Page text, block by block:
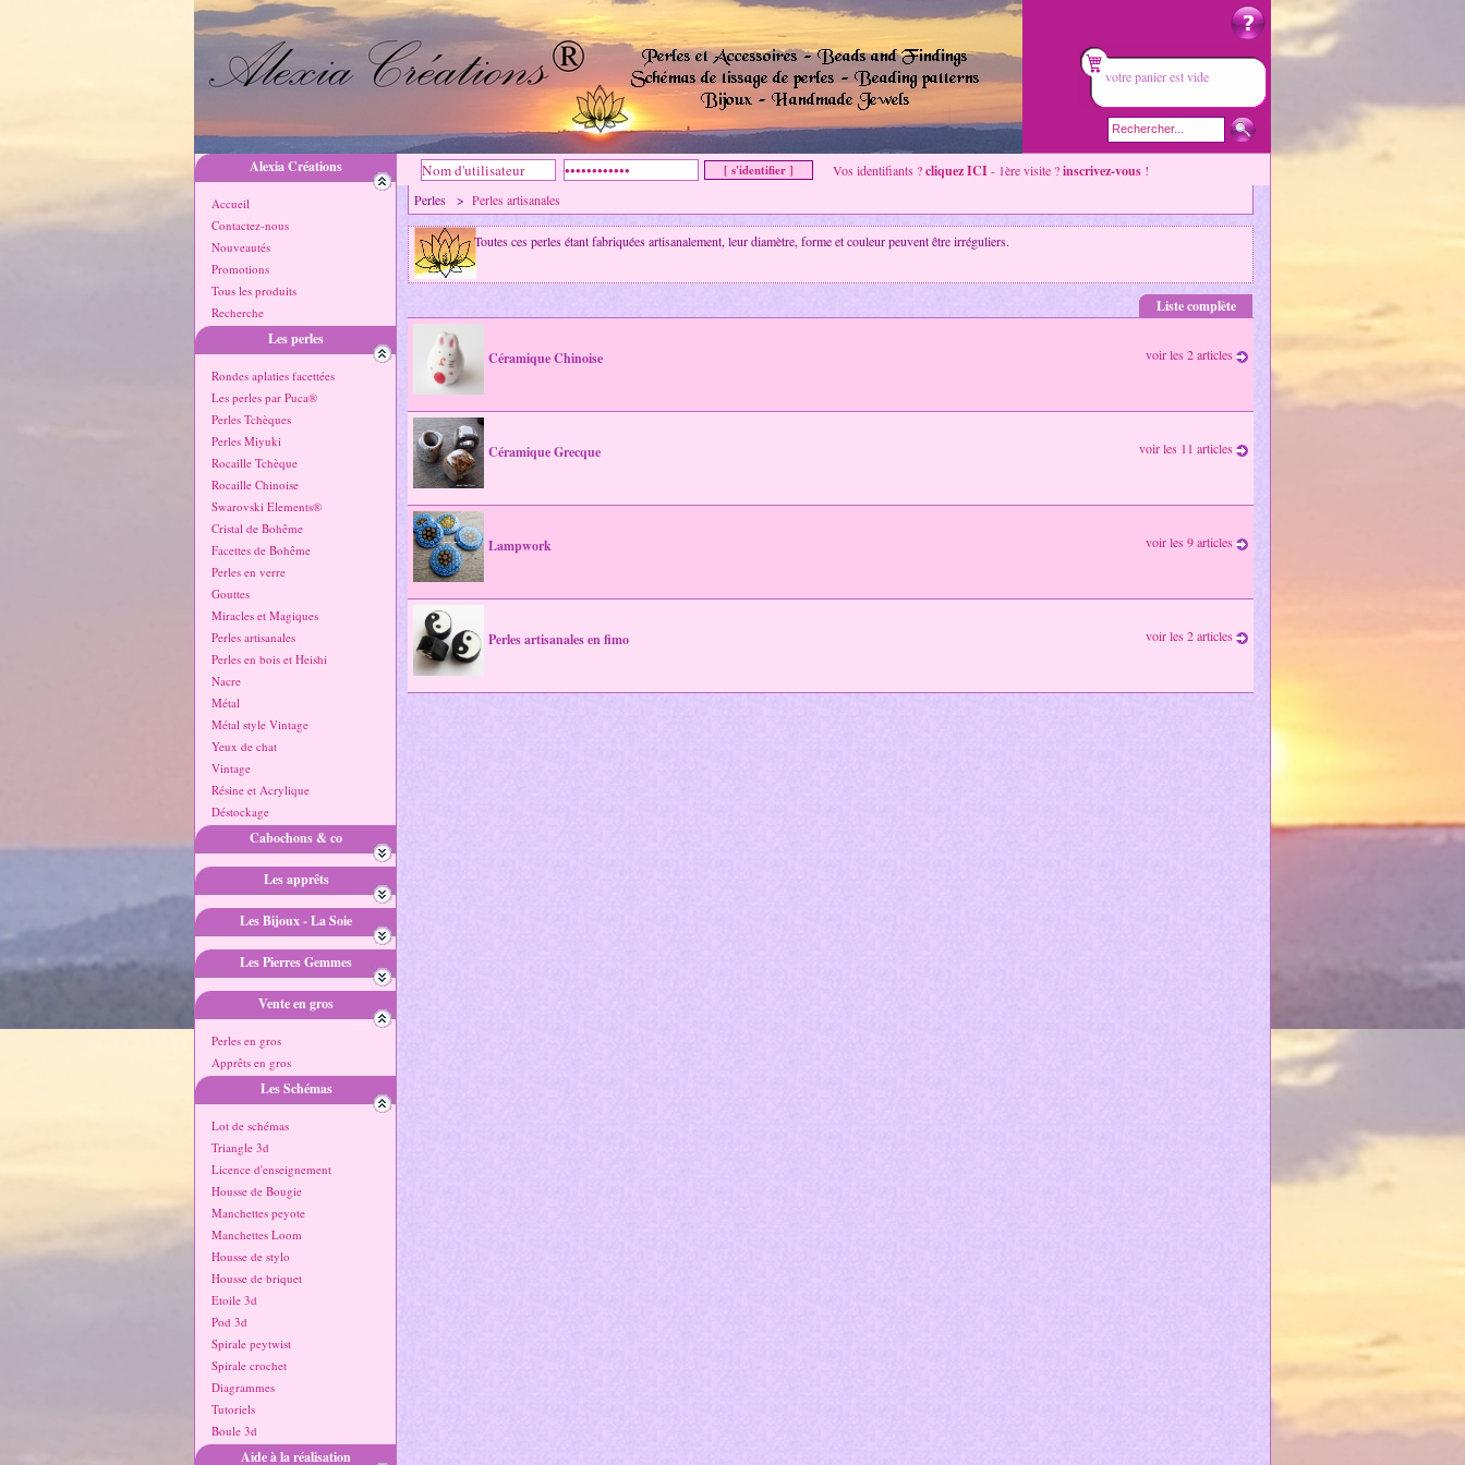
votre panier est vide
Alexia Créations
Accueil
Contactez-nous
Nouveautés
Promotions
Tous les produits
Recherche
Les perles
Rondes aplaties facettées
Les perles par Puca®
Perles Tchèques
Perles Miyuki
Rocaille Tchèque
Rocaille Chinoise
Swarovski Elements®
Cristal de Bohême
Facettes de Bohême
Perles en verre
Gouttes
Miracles et Magiques
Perles artisanales
Perles en bois et Heishi
Nacre
Métal
Métal style Vintage
Yeux de chat
Vintage
Résine et Acrylique
Déstockage
Cabochons & co
Les apprêts
Les Bijoux - La Soie
Les Pierres Gemmes
Vente en gros
Perles en gros
Apprêts en gros
Les Schémas
Lot de schémas
Triangle 3d
Licence d'enseignement
Housse de Bougie
Manchettes peyote
Manchettes Loom
Housse de stylo
Housse de briquet
Etoile 3d
Pod 3d
Spirale peytwist
Spirale crochet
Diagrammes
Tutoriels
Boule 3d
Aide à la réalisation
Vos identifiants ?cliquez ICI- 1ère visite ?inscrivez-vous !
Perles > Perles artisanales
Toutes ces perles étant fabriquées artisanalement, leur diamètre, forme et couleur peuvent être irréguliers.
Liste complète
Céramique Chinoise voir les 2 articles
Céramique Grecque voir les 11 articles
Lampwork voir les 9 articles
Perles artisanales en fimo voir les 2 articles